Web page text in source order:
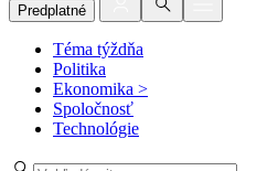
Predplatné
Téma týždňa
Politika
Ekonomika >
Spoločnosť
Technológie